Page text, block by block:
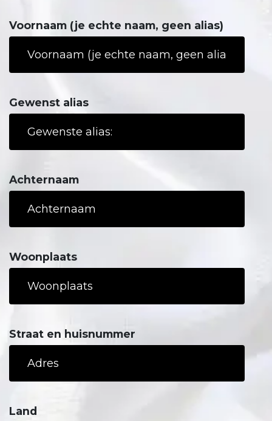
Voornaam (je echte naam, geen alias)
Gewenst alias
Achternaam
Woonplaats
Straat en huisnummer
Land